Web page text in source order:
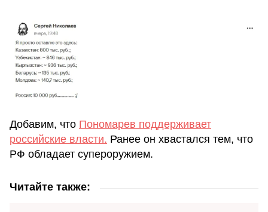
Добавим, что Пономарев поддерживает
российские власти. Ранее он хвастался тем, что
РФ обладает супероружием.
Читайте также: